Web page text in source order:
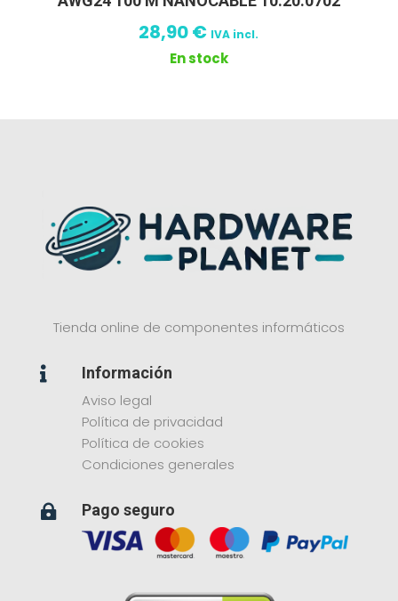
28,90€ IVA incl.
En stock
Tienda online de componentes informáticos

Información
Aviso legal
Política de privacidad
Política de cookies
Condiciones generales
 Pago seguro